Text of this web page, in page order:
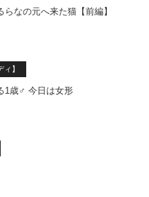
なの元へ来た猫【前編】
】
1歳♂ 今日は女形